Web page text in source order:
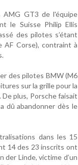
AMG GT3 de l'équipe
le Suisse Philip Ellis
des pilotes s’étant
AF Corse), contraint à
des pilotes BMW (M6
sur la grille pour la
plus, Porsche faisait
dû abandonner dès le
dans les 15
14 des 23 inscrits ont
der Linde, victime d’un